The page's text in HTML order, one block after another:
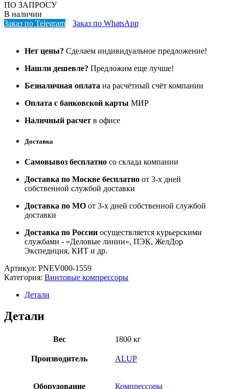
ПО ЗАПРОСУ
В наличии
Заказ по Telegram
Заказ по WhatsApp
Нет цены? Сделаем индивидуальное предложение!
Нашли дешевле? Предложим еще лучше!
Безналичная оплата на расчётный счёт компании
Оплата с банковской карты МИР
Наличный расчет в офисе
Доставка
Самовывоз бесплатно со склада компании
Доставка по Москве бесплатно от 3-х дней
собственной службой доставки
Доставка по МО от 3-х дней собственной службой
доставки
Доставка по России осуществляется курьерскими
службами - «Деловые линии», ПЭК, ЖелДор
Экспедиция, КИТ и др.
Артикул: PNEV000-1559
Категория: Винтовые компрессоры
Детали
Детали
Вес 1800 кг
Производитель ALUP
Оборудование Компрессоры